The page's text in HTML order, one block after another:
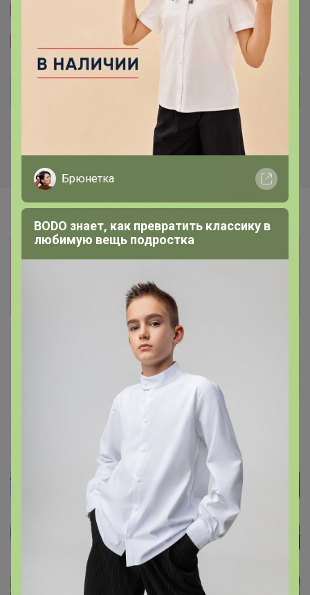
Хиты продаж
Бронзовый организатор
24 октября, 2022 08:48
Брюнетка
BODO знает, как превратить классику в
любимую вещь подростка